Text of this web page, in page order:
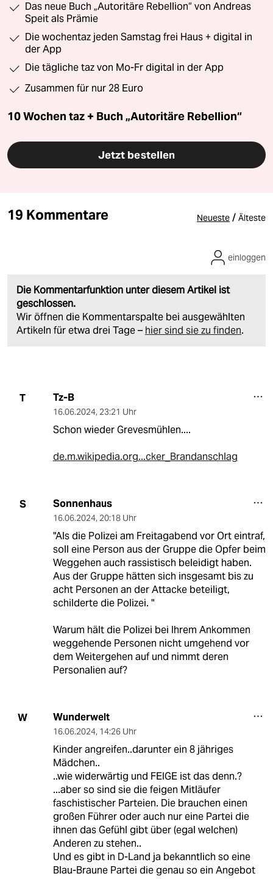
Das neue Buch „Autoritäre Rebellion“ von Andreas
Speit als Prämie
Die wochentaz jeden Samstag frei Haus + digital in
der App
Die tägliche taz von Mo-Fr digital in der App
Zusammen für nur 28 Euro
10 Wochen taz + Buch „Autoritäre Rebellion“
Jetzt bestellen
19 Kommentare Neueste / Älteste
Die Kommentarfunktion unter diesem Artikel ist
geschlossen.
Wir öffnen die Kommentarspalte bei ausgewählten
Artikeln für etwa drei Tage – hier sind sie zu finden.
einloggen
T Tz-B
16.06.2024, 23:21 Uhr
Schon wieder Grevesmühlen....
de.m.wikipedia.org...cker_Brandanschlag
S Sonnenhaus
16.06.2024, 20:18 Uhr
"Als die Polizei am Freitagabend vor Ort eintraf,
soll eine Person aus der Gruppe die Opfer beim
Weggehen auch rassistisch beleidigt haben.
Aus der Gruppe hätten sich insgesamt bis zu
acht Personen an der Attacke beteiligt,
schilderte die Polizei. "
Warum hält die Polizei bei Ihrem Ankommen
weggehende Personen nicht umgehend vor
dem Weitergehen auf und nimmt deren
Personalien auf?
W Wunderwelt
16.06.2024, 14:26 Uhr
Kinder angreifen..darunter ein 8 jähriges
Mädchen..
..wie widerwärtig und FEIGE ist das denn.?
...aber so sind sie die feigen Mitläufer
faschistischer Parteien. Die brauchen einen
großen Führer oder auch nur eine Partei die
ihnen das Gefühl gibt über (egal welchen)
Anderen zu stehen..
Und es gibt in D-Land ja bekanntlich so eine
Blau-Braune Partei die genau so ein Angebot